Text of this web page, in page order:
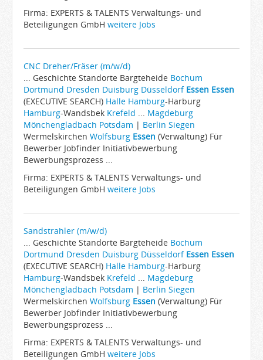
Firma: EXPERTS & TALENTS Verwaltungs- und
Beteiligungen GmbH weitere Jobs
CNC Dreher/Fräser (m/w/d)
... Geschichte Standorte Bargteheide Bochum
Dortmund Dresden Duisburg Düsseldorf Essen Essen
(EXECUTIVE SEARCH) Halle Hamburg-Harburg
Hamburg-Wandsbek Krefeld ... Magdeburg
Mönchengladbach Potsdam | Berlin Siegen
Wermelskirchen Wolfsburg Essen (Verwaltung) Für
Bewerber Jobfinder Initiativbewerbung
Bewerbungsprozess ...
Firma: EXPERTS & TALENTS Verwaltungs- und
Beteiligungen GmbH weitere Jobs
Sandstrahler (m/w/d)
... Geschichte Standorte Bargteheide Bochum
Dortmund Dresden Duisburg Düsseldorf Essen Essen
(EXECUTIVE SEARCH) Halle Hamburg-Harburg
Hamburg-Wandsbek Krefeld ... Magdeburg
Mönchengladbach Potsdam | Berlin Siegen
Wermelskirchen Wolfsburg Essen (Verwaltung) Für
Bewerber Jobfinder Initiativbewerbung
Bewerbungsprozess ...
Firma: EXPERTS & TALENTS Verwaltungs- und
Beteiligungen GmbH weitere Jobs